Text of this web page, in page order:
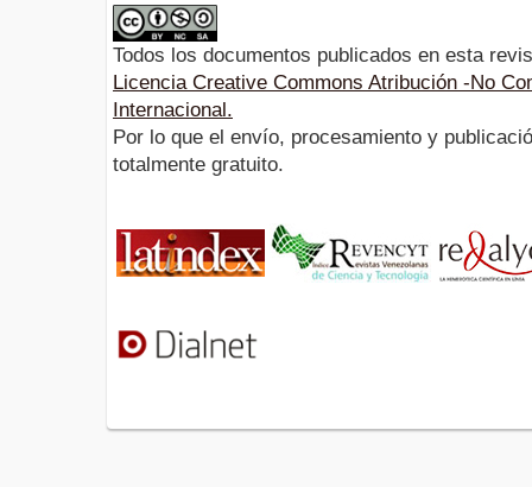
Todos los documentos publicados en esta
Licencia Creative Commons Atribución -No
Internacional.
Por lo que el envío, procesamiento y
totalmente gratuito.